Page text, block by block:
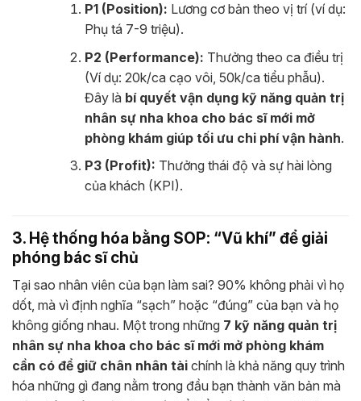
P1 (Position): Lương cơ bản theo vị trí (ví dụ:
Phụ tá 7-9 triệu).
P2 (Performance): Thưởng theo ca điều trị
(Ví dụ: 20k/ca cạo vôi, 50k/ca tiểu phẫu).
Đây là bí quyết vận dụng kỹ năng quản trị
nhân sự nha khoa cho bác sĩ mới mở
phòng khám giúp tối ưu chi phí vận hành.
P3 (Profit): Thưởng thái độ và sự hài lòng
của khách (KPI).
3. Hệ thống hóa bằng SOP: “Vũ khí” để giải
phóng bác sĩ chủ
Tại sao nhân viên của bạn làm sai? 90% không phải vì họ
dốt, mà vì định nghĩa “sạch” hoặc “đúng” của bạn và họ
không giống nhau. Một trong những 7 kỹ năng quản trị
nhân sự nha khoa cho bác sĩ mới mở phòng khám
cần có để giữ chân nhân tài chính là khả năng quy trình
hóa những gì đang nằm trong đầu bạn thành văn bản mà